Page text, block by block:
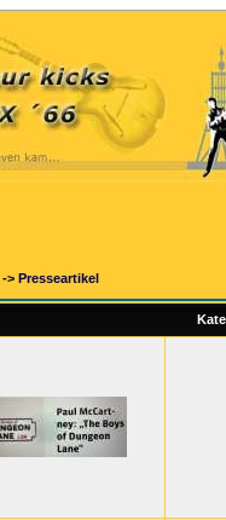
-> Presseartikel